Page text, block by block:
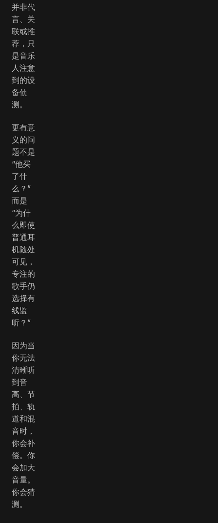
并非代
言、关
联或推
荐，只
是音乐
人注意
到的设
备侦
测。
更有意
义的问
题不是
“他买
了什
么？”
而是
“为什
么即使
普通耳
机随处
可见，
专注的
歌手仍
选择有
线监
听？”
因为当
你无法
清晰听
到音
高、节
拍、轨
道和混
音时，
你会补
偿。你
会加大
音量。
你会猜
测。